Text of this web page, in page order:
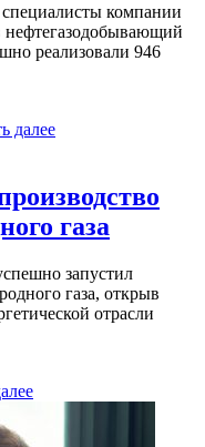
компании
нефтегазодобывающий
реализовали 946
далее
газа
запустил
газа, открыв
отрасли